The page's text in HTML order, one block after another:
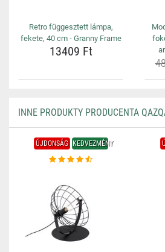
Retro függesztett lámpa,
fekete, 40 cm - Granny Frame
13409 Ft
INNE PRODUKTY PRODUCENTA
ÚJDONSÁG KEDVEZMÉNY